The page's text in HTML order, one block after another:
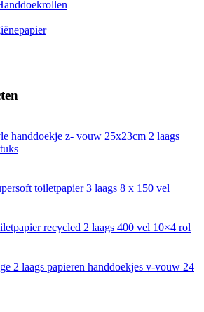
handdoekje z- vouw 25x23cm 2 laags
toiletpapier 3 laags 8 x 150 vel
recycled 2 laags 400 vel 10×4 rol
2 laags papieren handdoekjes v-vouw 24